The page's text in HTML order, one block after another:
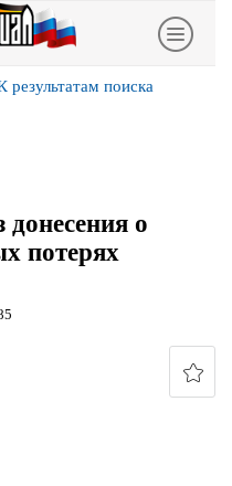
результатам поиска
о
потерях